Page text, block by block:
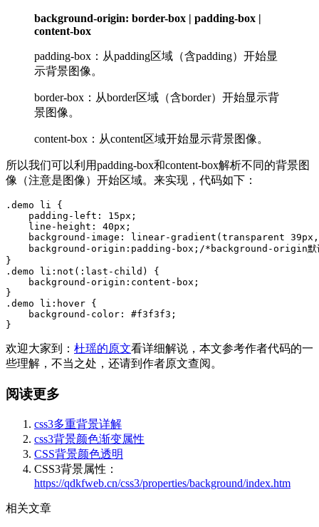
background-origin: border-box | padding-box |
content-box
padding-box：从padding区域（含padding）开始显
示背景图像。
border-box：从border区域（含border）开始显示背
景图像。
content-box：从content区域开始显示背景图像。
所以我们可以利用padding-box和content-box解析不同的背景图
像（注意是图像）开始区域。来实现，代码如下：
.demo li
{
padding-left : 15px ;
line-height : 40px ;
background-image : linear-gradient (transparent 39px
background-origin:padding-box;/*background-origin默认
}
.demo
li : not (:last-child) {
    background-origin:content-box;
}
.demo
li : hover {
    background-color:
#f3f3f3 ;
}
欢迎大家到： 杜瑶的原文看详细解说，本文参考作者代码的一
些理解，不当之处，还请到作者原文查阅。
阅读更多
css3多重背景详解
css3背景颜色渐变属性
CSS背景颜色透明
CSS3背景属性：
https://qdkfweb.cn/css3/properties/background/index.htm
相关文章